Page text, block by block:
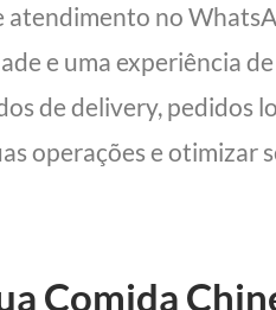
no
e uma experiência
de delivery, pedidos
operações e otimizar
Comida